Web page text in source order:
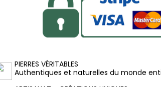
PIERRES VÉRITABLES
Authentiques et naturelles du monde